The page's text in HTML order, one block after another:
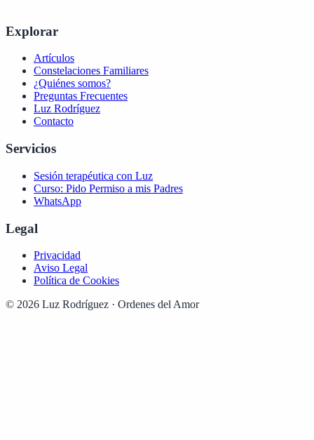
Explorar
Artículos
Constelaciones Familiares
¿Quiénes somos?
Preguntas Frecuentes
Luz Rodríguez
Contacto
Servicios
Sesión terapéutica con Luz
Curso: Pido Permiso a mis Padres
WhatsApp
Legal
Privacidad
Aviso Legal
Política de Cookies
© 2026 Luz Rodríguez · Ordenes del Amor